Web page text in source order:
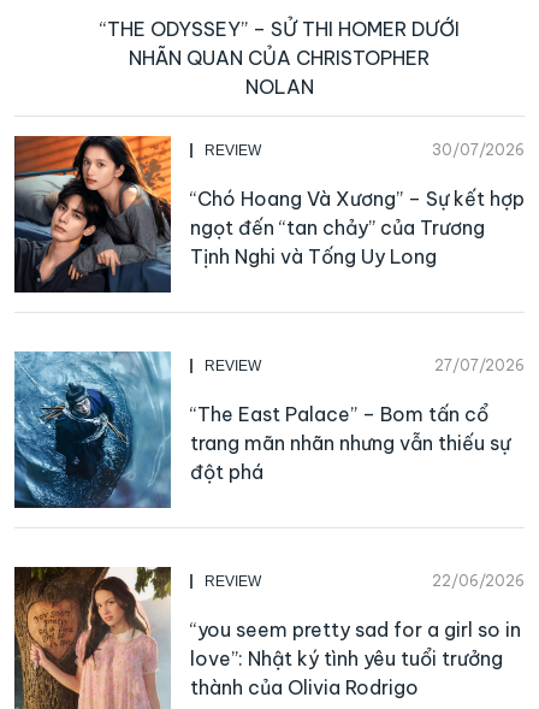
“THE ODYSSEY” – SỬ THI HOMER DƯỚI
NHÃN QUAN CỦA CHRISTOPHER
NOLAN
REVIEW 30/07/2026
“Chó Hoang Và Xương” – Sự kết hợp
ngọt đến “tan chảy” của Trương
Tịnh Nghi và Tống Uy Long
REVIEW 27/07/2026
“The East Palace” – Bom tấn cổ
trang mãn nhãn nhưng vẫn thiếu sự
đột phá
REVIEW 22/06/2026
“you seem pretty sad for a girl so in
love”: Nhật ký tình yêu tuổi trưởng
thành của Olivia Rodrigo